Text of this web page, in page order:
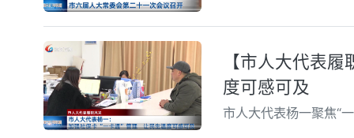
【市人大代表
度可感可及
市人大代表杨一聚焦“